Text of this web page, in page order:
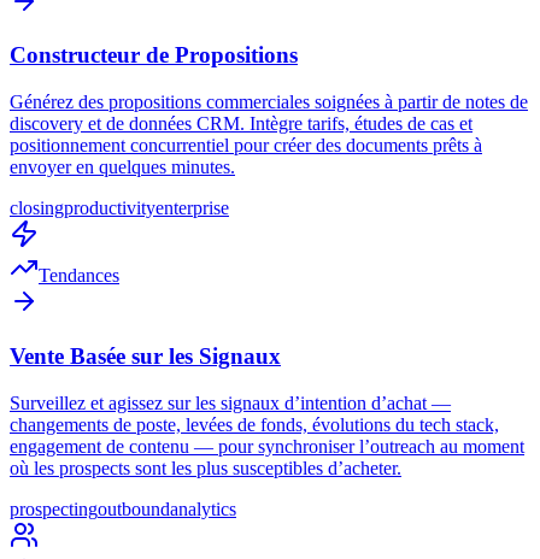
Constructeur de Propositions
Générez des propositions commerciales soignées à partir de notes de
discovery et de données CRM. Intègre tarifs, études de cas et
positionnement concurrentiel pour créer des documents prêts à
envoyer en quelques minutes.
closingproductivityenterprise
Tendances
Vente Basée sur les Signaux
Surveillez et agissez sur les signaux d’intention d’achat —
changements de poste, levées de fonds, évolutions du tech stack,
engagement de contenu — pour synchroniser l’outreach au moment
où les prospects sont les plus susceptibles d’acheter.
prospectingoutboundanalytics